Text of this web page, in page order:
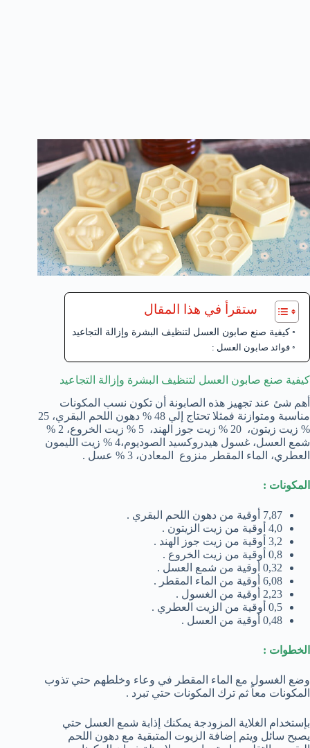
ستقرأ في هذا المقال
كيفية صنع صابون العسل لتنظيف البشرة وإزالة التجاعيد
فوائد صابون العسل :
كيفية صنع صابون العسل لتنظيف البشرة وإزالة التجاعيد
أهم شئ عند تجهيز هذه الصابونة أن تكون نسب المكونات
مناسبة ومتوازنة فمثلا تحتاج إلي 48 % دهون اللحم البقري، 25
% زيت زيتون، 20 % زيت جوز الهند، 5 % زيت الخروع، 2 %
شمع العسل، غسول هيدروكسيد الصوديوم،4 % زيت الليمون
العطري، الماء المقطر منزوع المعادن، 3 % عسل .
المكونات :
7,87 أوقية من دهون اللحم البقري .
4,0 أوقية من زيت الزيتون .
3,2 أوقية من زيت جوز الهند .
0,8 أوقية من زيت الخروع .
0,32 أوقية من شمع العسل .
6,08 أوقية من الماء المقطر .
2,23 أوقية من الغسول .
0,5 أوقية من الزيت العطري .
0,48 أوقية من العسل .
الخطوات :
وضع الغسول مع الماء المقطر في وعاء وخلطهم حتي تذوب
المكونات معاً ثم ترك المكونات حتي تبرد .
بإستخدام الغلاية المزودجة يمكنك إذابة شمع العسل حتي
يصبح سائل ويتم إضافة الزيوت المتبقية مع دهون اللحم